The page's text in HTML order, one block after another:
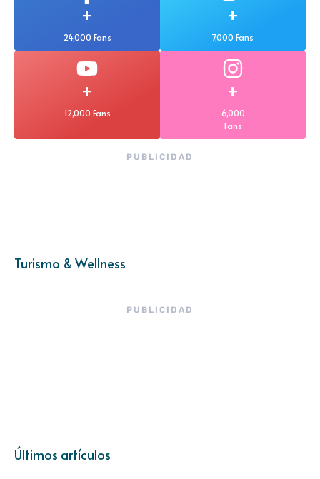
+
24,000 Fans
+
7,000 Fans
+
12,000 Fans
+
6,000
Fans
PUBLICIDAD
Turismo & Wellness
PUBLICIDAD
Últimos artículos